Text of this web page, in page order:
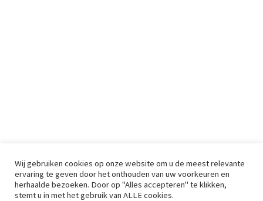
Wij gebruiken cookies op onze website om u de meest relevante
ervaring te geven door het onthouden van uw voorkeuren en
herhaalde bezoeken. Door op "Alles accepteren" te klikken,
stemt u in met het gebruik van ALLE cookies.